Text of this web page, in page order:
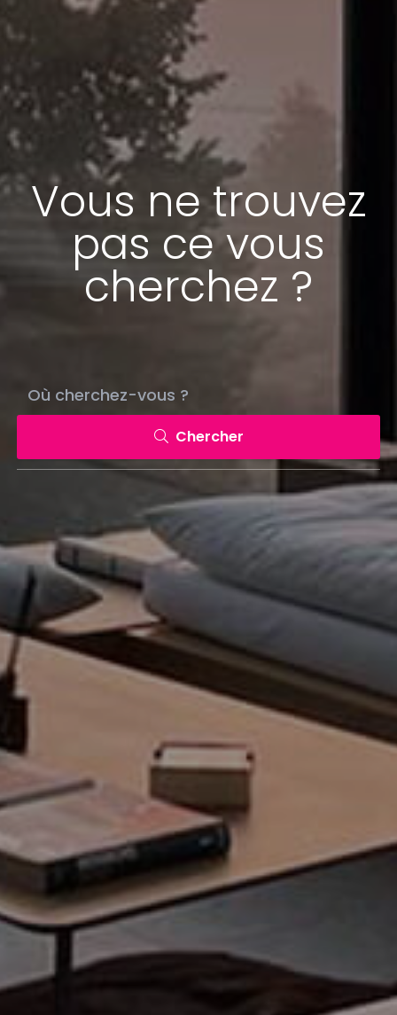
Vous ne trouvez
pas ce vous
cherchez ?
Chercher